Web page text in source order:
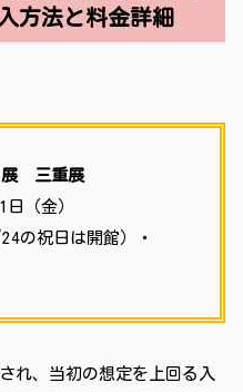
方法と料金詳細
展 三重展
（金）
の祝日は開館）・
れ、当初の想定を上回る入